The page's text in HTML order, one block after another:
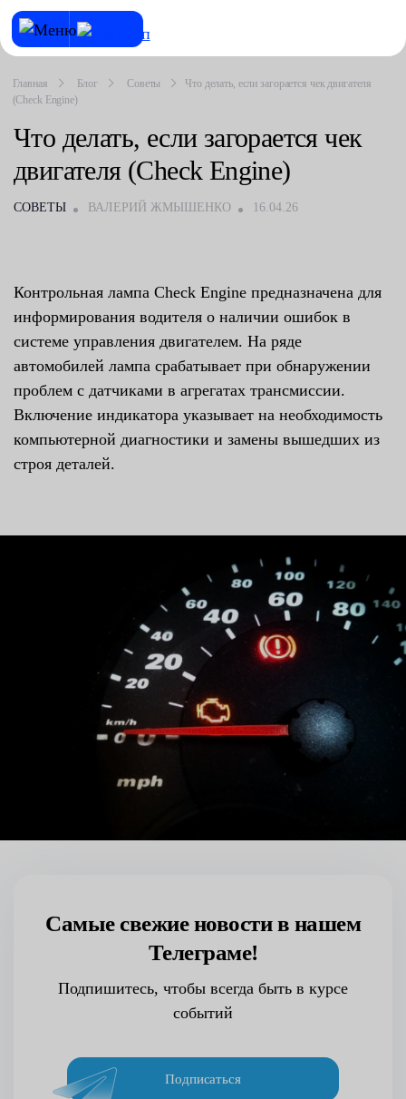
Главная Блог Советы
Что делать, если загорается чек двигателя
(Check Engine)
Что делать, если загорается чек
двигателя (Check Engine)
СОВЕТЫ ВАЛЕРИЙ ЖМЫШЕНКО 16.04.26
Контрольная лампа Check Engine предназначена для
информирования водителя о наличии ошибок в
системе управления двигателем. На ряде
автомобилей лампа срабатывает при обнаружении
проблем с датчиками в агрегатах трансмиссии.
Включение индикатора указывает на необходимость
компьютерной диагностики и замены вышедших из
строя деталей.
Самые свежие новости в нашем
Телеграме!
Подпишитесь, чтобы всегда быть в курсе
событий
Подписаться